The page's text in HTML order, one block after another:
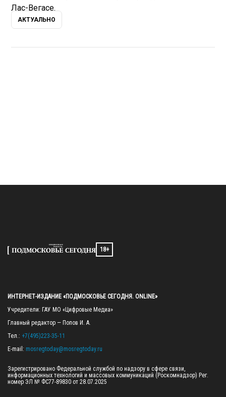
Лас-Вегасе.
АКТУАЛЬНО
18+
ИНТЕРНЕТ-ИЗДАНИЕ «ПОДМОСКОВЬЕ СЕГОДНЯ. ONLINE»
Учредители: ГАУ МО «Цифровые Медиа»
Главный редактор — Попов И. А.
Тел.: +7(495)223-35-11
E-mail: mosregtoday@mosregtoday.ru
Зарегистрировано Федеральной службой по надзору в сфере связи,
информационных технологий и массовых коммуникаций (Роскомнадзор) Рег.
номер ЭЛ № ФС77-89830 от 28.07.2025